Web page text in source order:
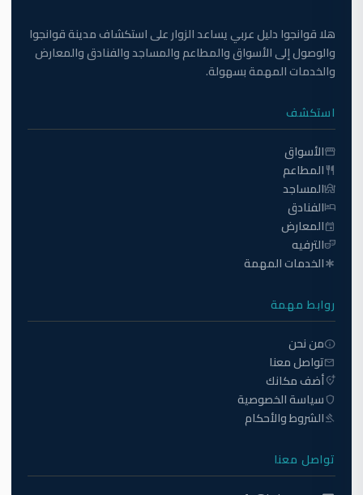
هلا قوانجوا دليل عربي يساعد الزوار على استكشاف مدينة قوانجوا
والوصول إلى الأسواق والمطاعم والمساجد والفنادق والمعارض
والخدمات المهمة بسهولة.
استكشف
storefrontالأسواق
restaurant المطاعم
mosqueالمساجد
hotelالفنادق
eventالمعارض
theater_comedyالترفيه
emergencyالخدمات المهمة
روابط مهمة
infoمن نحن
mailتواصل معنا
add_location_altأضف مكانك
shield سياسة الخصوصية
gavelالشروط والأحكام
تواصل معنا